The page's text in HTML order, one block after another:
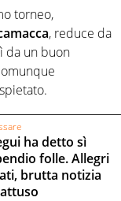
torneo,
, reduce da
da un buon
ha detto sì
folle. Allegri
brutta notizia